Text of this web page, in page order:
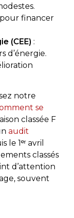
pour financer
(CEE) :
d’énergie.
notre
se
classée F
audit
le 1ᵉʳ avril
classés
d’attention
souvent